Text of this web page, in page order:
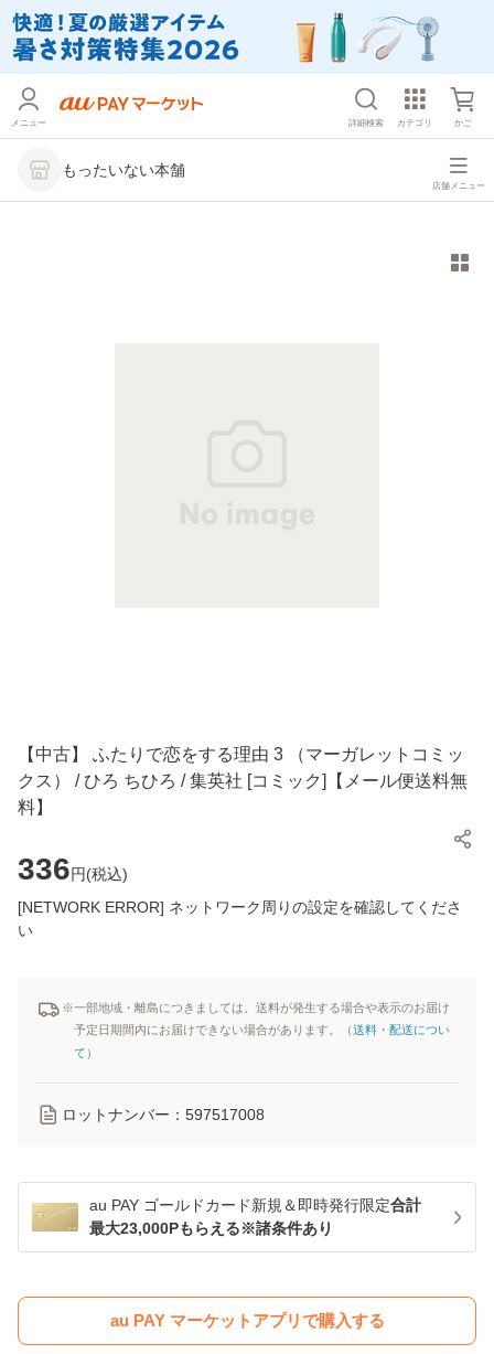
メニュー 詳細検索 カテゴリ かご
もったいない本舗
店舗メニュー
【中古】 ふたりで恋をする理由 3 （マーガレットコミッ
クス） / ひろ ちひろ / 集英社 [コミック]【メール便送料無
料】
336円(税込)
[NETWORK ERROR] ネットワーク周りの設定を確認してくださ
い
※一部地域・離島につきましては、送料が発生する場合や表示のお届け
予定日期間内にお届けできない場合があります。（送料・配送につい
て ）
ロットナンバー： 597517008
au PAY ゴールドカード新規＆即時発行限定合計
最大23,000Pもらえる※諸条件あり
au PAY マーケットアプリで購入する